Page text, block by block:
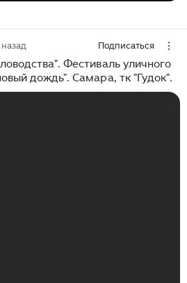
Подписаться
Фестиваль уличного
дождь". Самара, тк "Гудок".